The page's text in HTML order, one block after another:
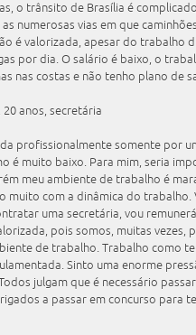
o trânsito de Brasília é
numerosas vias em que
é valorizada, apesar do trabalho
por dia. O salário é baixo, o
nas costas e não tenho plano de
anos, secretária
profissionalmente somente por
é muito baixo. Para mim, seria
meu ambiente de trabalho é
muito com a dinâmica do
uma secretária, vou
pois somos, muitas vezes,
de trabalho. Trabalho como
Sinto uma enorme
julgam que é necessário
a passar em concurso para